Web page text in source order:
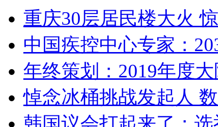
重庆30层居民楼大火
中国疾控中心专家：
年终策划：2019年度
悼念冰桶挑战发起人